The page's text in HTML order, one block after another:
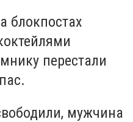
блокпостах
перестали
мужчина